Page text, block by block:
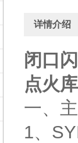
详情介绍
闭口
点火
一、
1、